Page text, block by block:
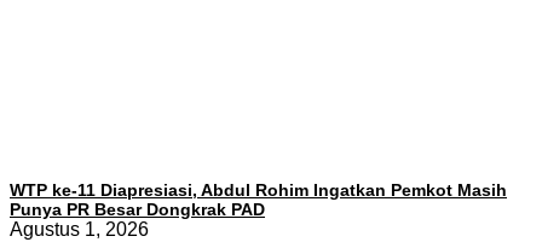
WTP ke-11 Diapresiasi, Abdul Rohim Ingatkan Pemkot Masih
Punya PR Besar Dongkrak PAD
Agustus 1, 2026